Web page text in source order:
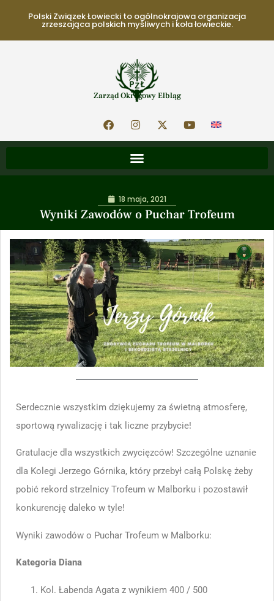
Polski Związek Łowiecki to ogólnokrajowa organizacja
zrzeszająca polskich myśliwych i koła łowieckie.
Zarząd Okręgowy Elbląg
Wyniki Zawodów o Puchar Trofeum
18 maja, 2021
Serdecznie wszystkim dziękujemy za świetną atmosferę,
sportową rywalizację i tak liczne przybycie!
Gratulacje dla wszystkich zwycięzców! Szczególne uznanie
dla Kolegi Jerzego Górnika, który przebył całą Polskę żeby
pobić rekord strzelnicy Trofeum w Malborku i pozostawił
konkurencję daleko w tyle!
Wyniki zawodów o Puchar Trofeum w Malborku:
Kategoria Diana
Kol. Łabenda Agata z wynikiem 400 / 500